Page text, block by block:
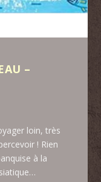
–
loin, très
! Rien
à la